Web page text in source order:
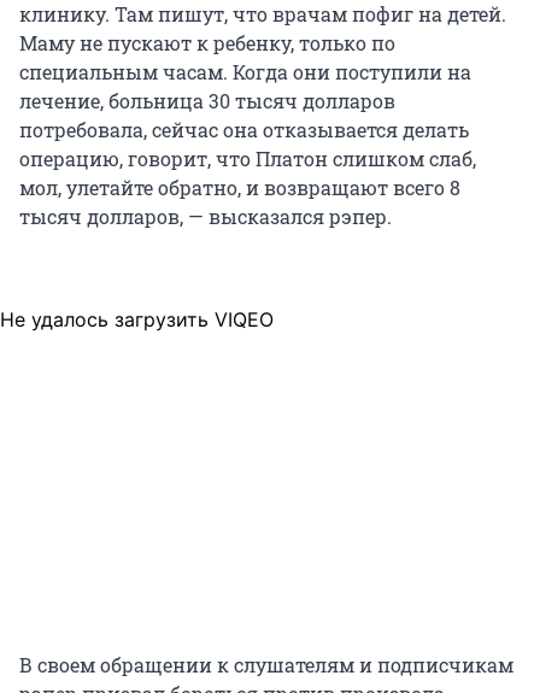
клинику. Там пишут, что врачам пофиг на детей.
Маму не пускают к ребенку, только по
специальным часам. Когда они поступили на
лечение, больница 30 тысяч долларов
потребовала, сейчас она отказывается делать
операцию, говорит, что Платон слишком слаб,
мол, улетайте обратно, и возвращают всего 8
тысяч долларов, — высказался рэпер.
Не удалось загрузить VIQEO
В своем обращении к слушателям и подписчикам